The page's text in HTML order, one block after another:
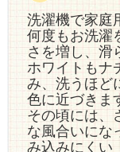
洗濯機で家庭
何度もお洗濯
さを増し、滑
ホワイトもナ
み、洗うほど
色に近づきま
その頃には、
な風合いにな
み込みにくい